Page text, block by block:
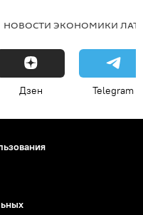
НОВОСТИ ЭКОНОМИКИ
Дзен Telegram